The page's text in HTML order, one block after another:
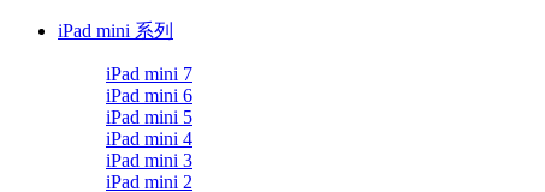
iPad mini 系列
iPad mini 7
iPad mini 6
iPad mini 5
iPad mini 4
iPad mini 3
iPad mini 2